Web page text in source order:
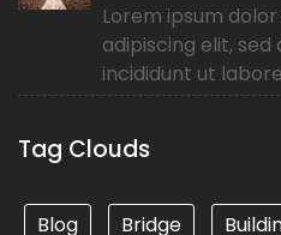
Lorem ipsum
adipiscing elit,
incididunt ut
Tag Clouds
Blog Bridge